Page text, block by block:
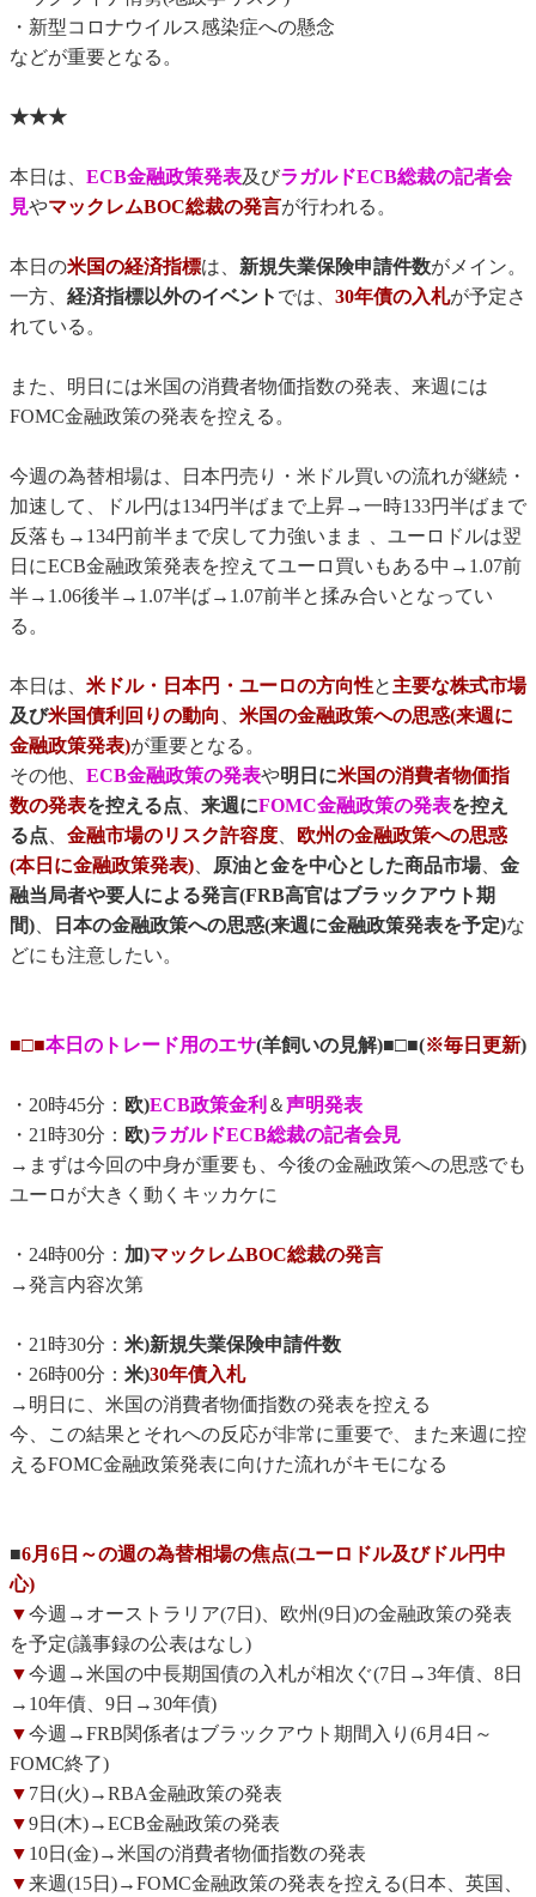
・新型コロナウイルス感染症への懸念
などが重要となる。
★★★
本日は、 ECB金融政策発表及びラガルドECB総裁の記者会
見やマックレムBOC総裁の発言が行われる。
本日の米国の経済指標は、 新規失業保険申請件数がメイン。
一方、 経済指標以外のイベント では、 30年債の入札が予定さ
れている。
また、明日には米国の消費者物価指数の発表、来週には
FOMC金融政策の発表を控える。
今週の為替相場は、日本円売り・米ドル買いの流れが継続・
加速して、ドル円は134円半ばまで上昇→一時133円半ばまで
反落も→134円前半まで戻して力強いまま 、ユーロドルは翌
日にECB金融政策発表を控えてユーロ買いもある中→1.07前
半→1.06後半→1.07半ば→1.07前半と揉み合いとなってい
る。
本日は、 米ドル・日本円・ユーロの方向性と主要な株式市場
及び米国債利回りの動向 、 米国の金融政策への思惑(来週に
金融政策発表)が重要となる。
その他、 ECB金融政策の発表や明日に米国の消費者物価指
数の発表を控える点、 来週にFOMC金融政策の発表を控え
る点、 金融市場のリスク許容度、
欧州の金融政策への思惑
(本日に金融政策発表)、 原油と金を中心とした商品市場、 金
融当局者や要人による発言(FRB高官はブラックアウト期
間)、 日本の金融政策への思惑(来週に金融政策発表を予定)な
どにも注意したい。
■□■本日のトレード用のエサ(羊飼いの見解)■□■(※毎日更新)
・20時45分： 欧)ECB政策金利 ＆声明発表
・21時30分： 欧)ラガルドECB総裁の記者会見
→まずは今回の中身が重要も、今後の金融政策への思惑でも
ユーロが大きく動くキッカケに
・24時00分： 加)マックレムBOC総裁の発言
→発言内容次第
・21時30分： 米)新規失業保険申請件数
・26時00分： 米)30年債入札
→明日に、米国の消費者物価指数の発表を控える
今、この結果とそれへの反応が非常に重要で、また来週に控
えるFOMC金融政策発表に向けた流れがキモになる
■6月6日～の週の為替相場の焦点(ユーロドル及びドル円中
心)
▼今週→オーストラリア(7日)、欧州(9日)の金融政策の発表
を予定(議事録の公表はなし)
▼今週→米国の中長期国債の入札が相次ぐ(7日→3年債、8日
→10年債、9日→30年債)
▼今週→FRB関係者はブラックアウト期間入り(6月4日～
FOMC終了)
▼ 7日(火)→RBA金融政策の発表
▼9日(木)→ECB金融政策の発表
▼ 10日(金)→米国の消費者物価指数の発表
▼来週(15日)→FOMC金融政策の発表を控える(日本、英国、